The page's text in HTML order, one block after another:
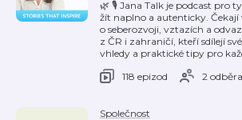
🌿 🎙️ Jana Talk je podcast pro
žít naplno a autenticky. Čekají
o seberozvoji, vztazích a
z ČR i zahraničí, kteří sdílejí
vhledy a praktické tipy pro
118 epizod
2
Společnost